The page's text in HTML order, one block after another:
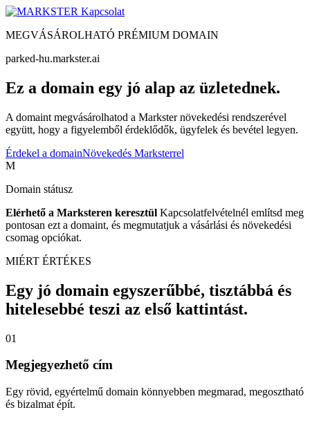
Kapcsolat
MEGVÁSÁROLHATÓ PRÉMIUM DOMAIN
parked-hu.markster.ai
Ez a domain egy jó alap az üzletednek.
A domaint megvásárolhatod a Markster növekedési rendszerével
együtt, hogy a figyelemből érdeklődők, ügyfelek és bevétel legyen.
Érdekel a domainNövekedés Marksterrel
M
Domain státusz
Elérhető a Marksteren keresztül Kapcsolatfelvételnél említsd meg
pontosan ezt a domaint, és megmutatjuk a vásárlási és növekedési
csomag opciókat.
MIÉRT ÉRTÉKES
Egy jó domain egyszerűbbé, tisztábbá és
hitelesebbé teszi az első kattintást.
01
Megjegyezhető cím
Egy rövid, egyértelmű domain könnyebben megmarad, megosztható
és bizalmat épít.